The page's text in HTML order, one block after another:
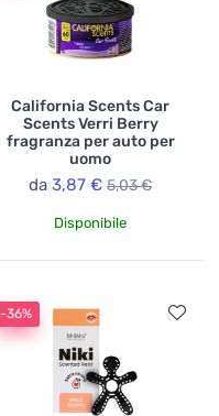
California Scents Car
Scents Verri Berry
fragranza per auto per
uomo
da 3,87 € 5,03 €
Disponibile
-36%